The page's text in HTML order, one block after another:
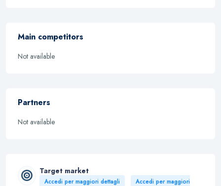
Main competitors
Not available
Partners
Not available
Target market
Accedi per maggiori dettagli
Accedi per maggiori